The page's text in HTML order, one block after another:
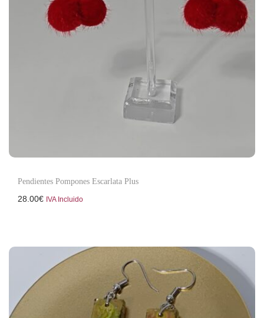
Pendientes Pompones Escarlata Plus
28.00€ IVA Incluido